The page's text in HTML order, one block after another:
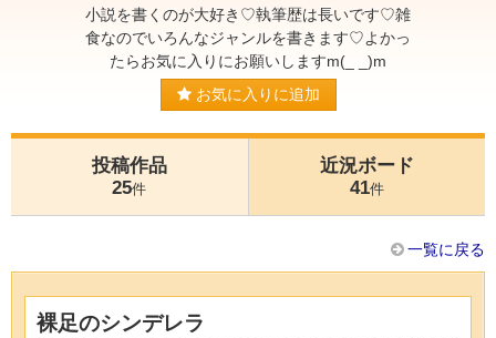
小説を書くのが大好き♡執筆歴は長いです♡雑
食なのでいろんなジャンルを書きます♡よかっ
たらお気に入りにお願いしますm(_ _)m
お気に入りに追加
投稿作品
25件
近況ボード
41件
一覧に戻る
裸足のシンデレラ